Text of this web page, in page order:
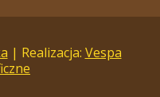
| Realizacja: Vespa